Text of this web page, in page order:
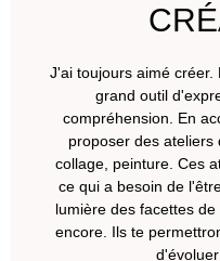
J'ai toujours aimé
grand outil
compréhension. En
proposer des ateliers
collage, peinture. Ces
ce qui a besoin de
lumière des facettes
encore. Ils te